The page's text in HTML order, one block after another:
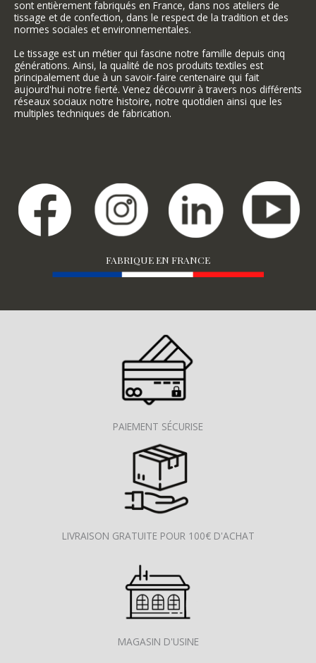
sont entièrement fabriqués en France, dans nos ateliers de
tissage et de confection, dans le respect de la tradition et des
normes sociales et environnementales.
Le tissage est un métier qui fascine notre famille depuis cinq
générations. Ainsi, la qualité de nos produits textiles est
principalement due à un savoir-faire centenaire qui fait
aujourd'hui notre fierté. Venez découvrir à travers nos différents
réseaux sociaux notre histoire, notre quotidien ainsi que les
multiples techniques de fabrication.
FABRIQUE EN FRANCE
PAIEMENT SÉCURISE
LIVRAISON GRATUITE POUR 100€ D'ACHAT
MAGASIN D'USINE